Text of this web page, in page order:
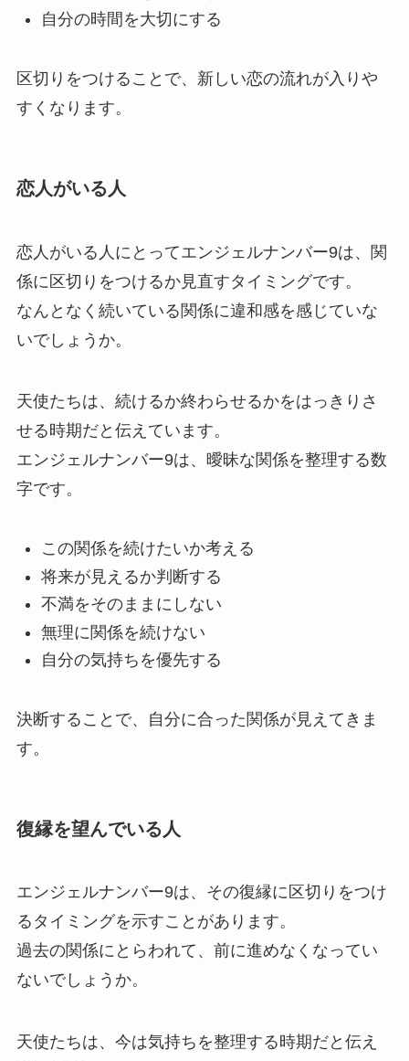
自分の時間を大切にする
区切りをつけることで、新しい恋の流れが入りや
すくなります。
恋人がいる人
恋人がいる人にとってエンジェルナンバー9は、関
係に区切りをつけるか見直すタイミングです。
なんとなく続いている関係に違和感を感じていな
いでしょうか。
天使たちは、続けるか終わらせるかをはっきりさ
せる時期だと伝えています。
エンジェルナンバー9は、曖昧な関係を整理する数
字です。
この関係を続けたいか考える
将来が見えるか判断する
不満をそのままにしない
無理に関係を続けない
自分の気持ちを優先する
決断することで、自分に合った関係が見えてきま
す。
復縁を望んでいる人
エンジェルナンバー9は、その復縁に区切りをつけ
るタイミングを示すことがあります。
過去の関係にとらわれて、前に進めなくなってい
ないでしょうか。
天使たちは、今は気持ちを整理する時期だと伝え